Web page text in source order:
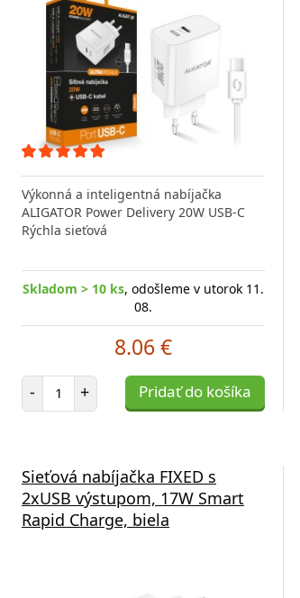
Výkonná a inteligentná nabíjačka
ALIGATOR Power Delivery 20W USB-C
Rýchla sieťová
Skladom > 10 ks, odošleme v utorok 11.
08.
8.06 €
- Počet položiek
+ Pridať do košíka
Sieťová nabíjačka FIXED s
2xUSB výstupom, 17W Smart
Rapid Charge, biela